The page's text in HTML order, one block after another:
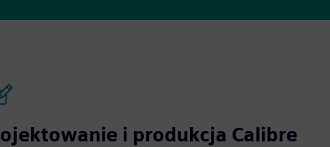
i produkcja Calibre